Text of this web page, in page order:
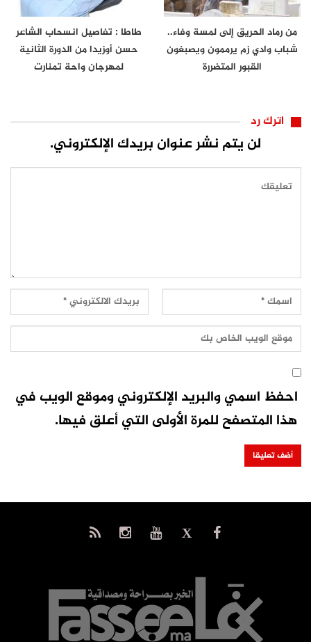
من رماد الحريق إلى لمسة وفاء..
شباب وادي زم يرممون ويصبغون
القبور المتضررة
طاطا : تفاصيل انسحاب الشاعر
حسن أوزيدا من الدورة الثانية
لمهرجان واحة تمنارت
اترك رد
لن يتم نشر عنوان بريدك الإلكتروني.
احفظ اسمي والبريد الإلكتروني وموقع الويب في
هذا المتصفح للمرة الأولى التي أعلق فيها.